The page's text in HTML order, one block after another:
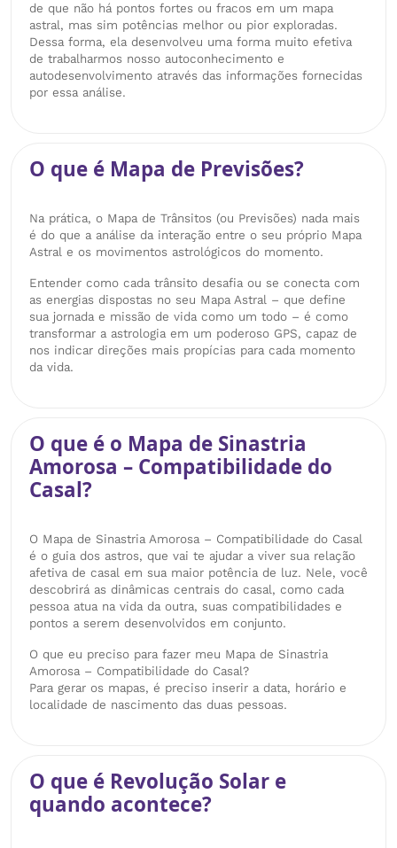
de que não há pontos fortes ou fracos em um mapa
astral, mas sim potências melhor ou pior exploradas.
Dessa forma, ela desenvolveu uma forma muito efetiva
de trabalharmos nosso autoconhecimento e
autodesenvolvimento através das informações fornecidas
por essa análise.
O que é Mapa de Previsões?
Na prática, o Mapa de Trânsitos (ou Previsões) nada mais
é do que a análise da interação entre o seu próprio Mapa
Astral e os movimentos astrológicos do momento.
Entender como cada trânsito desafia ou se conecta com
as energias dispostas no seu Mapa Astral – que define
sua jornada e missão de vida como um todo – é como
transformar a astrologia em um poderoso GPS, capaz de
nos indicar direções mais propícias para cada momento
da vida.
O que é o Mapa de Sinastria
Amorosa – Compatibilidade do
Casal?
O Mapa de Sinastria Amorosa – Compatibilidade do Casal
é o guia dos astros, que vai te ajudar a viver sua relação
afetiva de casal em sua maior potência de luz. Nele, você
descobrirá as dinâmicas centrais do casal, como cada
pessoa atua na vida da outra, suas compatibilidades e
pontos a serem desenvolvidos em conjunto.
O que eu preciso para fazer meu Mapa de Sinastria
Amorosa – Compatibilidade do Casal?
Para gerar os mapas, é preciso inserir a data, horário e
localidade de nascimento das duas pessoas.
O que é Revolução Solar e
quando acontece?